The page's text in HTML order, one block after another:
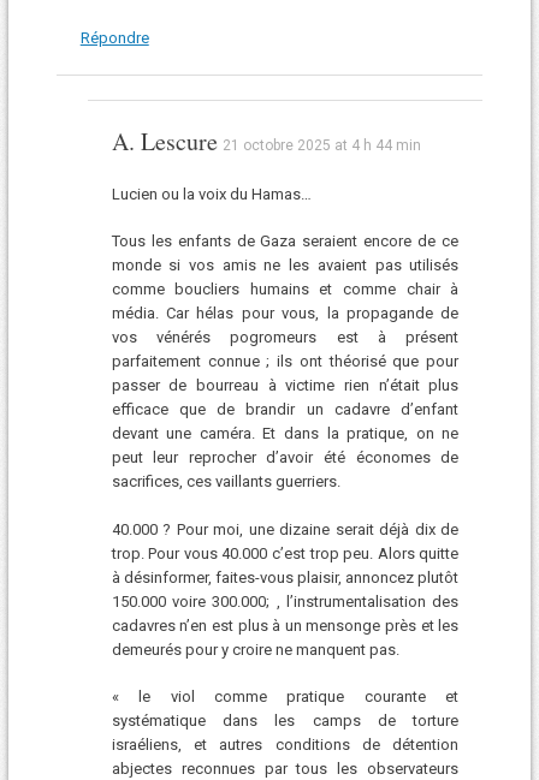
Répondre
A. Lescure 21 octobre 2025 at 4 h 44 min
Lucien ou la voix du Hamas…
Tous les enfants de Gaza seraient encore de ce
monde si vos amis ne les avaient pas utilisés
comme boucliers humains et comme chair à
média. Car hélas pour vous, la propagande de
vos vénérés pogromeurs est à présent
parfaitement connue ; ils ont théorisé que pour
passer de bourreau à victime rien n’était plus
efficace que de brandir un cadavre d’enfant
devant une caméra. Et dans la pratique, on ne
peut leur reprocher d’avoir été économes de
sacrifices, ces vaillants guerriers.
40.000 ? Pour moi, une dizaine serait déjà dix de
trop. Pour vous 40.000 c’est trop peu. Alors quitte
à désinformer, faites-vous plaisir, annoncez plutôt
150.000 voire 300.000; , l’instrumentalisation des
cadavres n’en est plus à un mensonge près et les
demeurés pour y croire ne manquent pas.
« le viol comme pratique courante et
systématique dans les camps de torture
israéliens, et autres conditions de détention
abjectes reconnues par tous les observateurs